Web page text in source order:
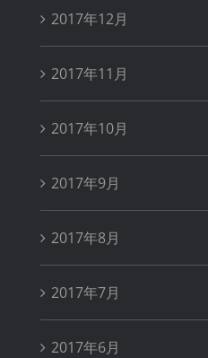
2017年12月
2017年11月
2017年10月
2017年9月
2017年8月
2017年7月
2017年6月